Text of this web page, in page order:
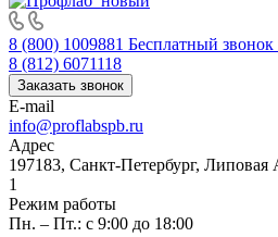
8 (800) 1009881 Бесплатный
8 (812) 6071118
Заказать звонок
E-mail
info@proflabspb.ru
Адрес
197183, Санкт-Петербург,
1
Режим работы
Пн. – Пт.: с 9:00 до 18:00